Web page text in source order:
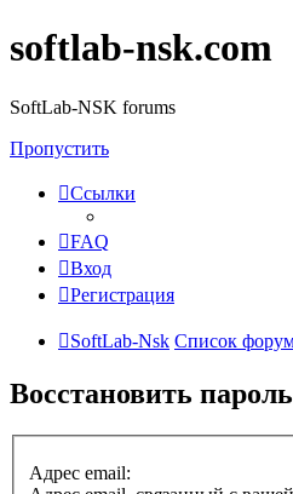
softlab-nsk.com
SoftLab-NSK forums
Пропустить
Ссылки
FAQ
Вход
Регистрация
SoftLab-Nsk Список
Восстановить пароль
Адрес email: